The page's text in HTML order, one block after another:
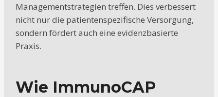
Managementstrategien treffen. Dies verbessert
nicht nur die patientenspezifische Versorgung,
sondern fördert auch eine evidenzbasierte
Praxis.
Wie ImmunoCAP